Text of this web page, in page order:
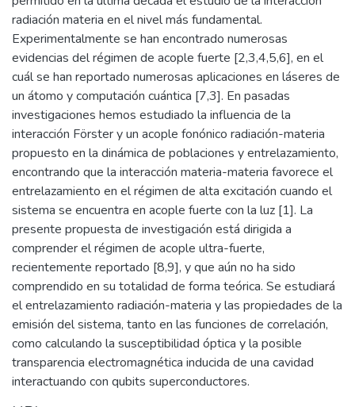
radiación materia en el nivel más fundamental.
Experimentalmente se han encontrado numerosas
evidencias del régimen de acople fuerte [2,3,4,5,6], en el
cuál se han reportado numerosas aplicaciones en láseres de
un átomo y computación cuántica [7,3]. En pasadas
investigaciones hemos estudiado la influencia de la
interacción Förster y un acople fonónico radiación-materia
propuesto en la dinámica de poblaciones y entrelazamiento,
encontrando que la interacción materia-materia favorece el
entrelazamiento en el régimen de alta excitación cuando el
sistema se encuentra en acople fuerte con la luz [1]. La
presente propuesta de investigación está dirigida a
comprender el régimen de acople ultra-fuerte,
recientemente reportado [8,9], y que aún no ha sido
comprendido en su totalidad de forma teórica. Se estudiará
el entrelazamiento radiación-materia y las propiedades de la
emisión del sistema, tanto en las funciones de correlación,
como calculando la susceptibilidad óptica y la posible
transparencia electromagnética inducida de una cavidad
interactuando con qubits superconductores.